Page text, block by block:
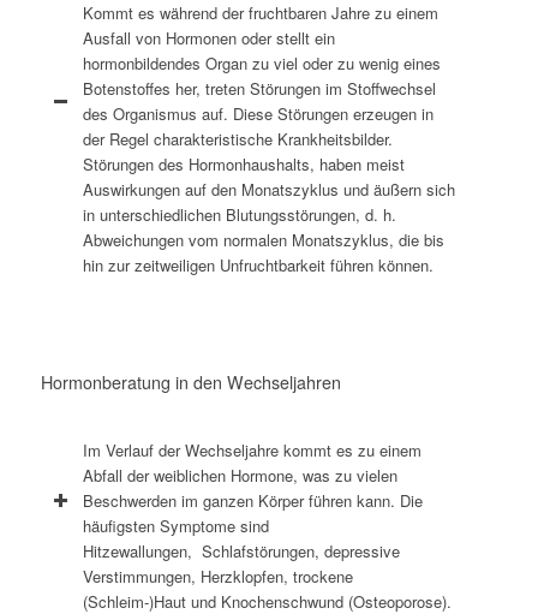
Kommt es während der fruchtbaren Jahre zu einem
Ausfall von Hormonen oder stellt ein
hormonbildendes Organ zu viel oder zu wenig eines
Botenstoffes her, treten Störungen im Stoffwechsel
des Organismus auf. Diese Störungen erzeugen in
der Regel charakteristische Krankheitsbilder.
Störungen des Hormonhaushalts, haben meist
Auswirkungen auf den Monatszyklus und äußern sich
in unterschiedlichen Blutungsstörungen, d. h.
Abweichungen vom normalen Monatszyklus, die bis
hin zur zeitweiligen Unfruchtbarkeit führen können.
Hormonberatung in den Wechseljahren
Im Verlauf der Wechseljahre kommt es zu einem
Abfall der weiblichen Hormone, was zu vielen
Beschwerden im ganzen Körper führen kann. Die
häufigsten Symptome sind
Hitzewallungen, Schlafstörungen, depressive
Verstimmungen, Herzklopfen, trockene
(Schleim-)Haut und Knochenschwund (Osteoporose).